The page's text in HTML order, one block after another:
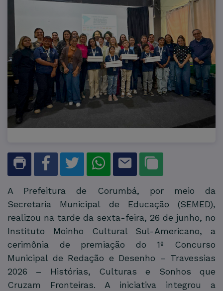
A Prefeitura de Corumbá, por meio da
Secretaria Municipal de Educação (SEMED),
realizou na tarde da sexta-feira, 26 de junho, no
Instituto Moinho Cultural Sul-Americano, a
cerimônia de premiação do 1º Concurso
Municipal de Redação e Desenho – Travessias
2026 – Histórias, Culturas e Sonhos que
Cruzam Fronteiras. A iniciativa integrou a